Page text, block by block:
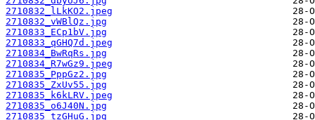
2710832_lLkKO2.jpeg
2710832_vWBlQz.jpg
2710833_ECp1bV.jpg
2710833_qGHQ7d.jpeg
2710834_BwRqRs.jpg
2710834_R7wGz9.jpeg
2710835_PppGz2.jpg
2710835_ZxUv55.jpg
2710835_k6kLRV.jpeg
2710835_o6J40N.jpg
2710835_tzGHuG.jpg